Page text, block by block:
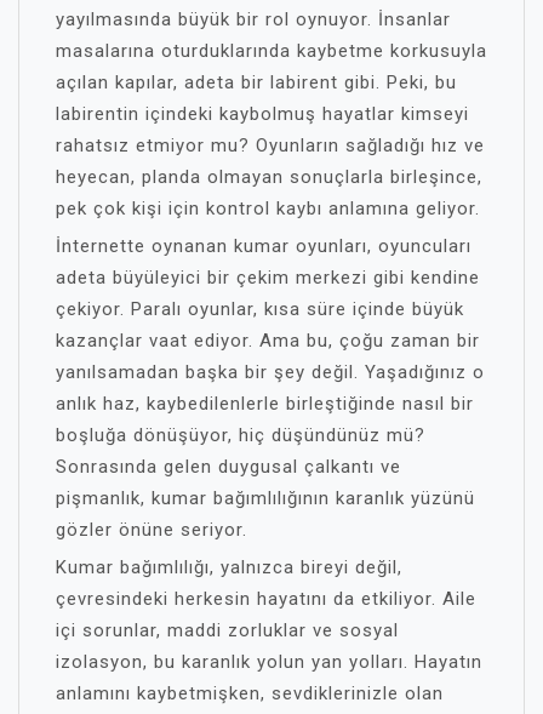
yayılmasında büyük bir rol oynuyor. İnsanlar
masalarına oturduklarında kaybetme korkusuyla
açılan kapılar, adeta bir labirent gibi. Peki, bu
labirentin içindeki kaybolmuş hayatlar kimseyi
rahatsız etmiyor mu? Oyunların sağladığı hız ve
heyecan, planda olmayan sonuçlarla birleşince,
pek çok kişi için kontrol kaybı anlamına geliyor.
İnternette oynanan kumar oyunları, oyuncuları
adeta büyüleyici bir çekim merkezi gibi kendine
çekiyor. Paralı oyunlar, kısa süre içinde büyük
kazançlar vaat ediyor. Ama bu, çoğu zaman bir
yanılsamadan başka bir şey değil. Yaşadığınız o
anlık haz, kaybedilenlerle birleştiğinde nasıl bir
boşluğa dönüşüyor, hiç düşündünüz mü?
Sonrasında gelen duygusal çalkantı ve
pişmanlık, kumar bağımlılığının karanlık yüzünü
gözler önüne seriyor.
Kumar bağımlılığı, yalnızca bireyi değil,
çevresindeki herkesin hayatını da etkiliyor. Aile
içi sorunlar, maddi zorluklar ve sosyal
izolasyon, bu karanlık yolun yan yolları. Hayatın
anlamını kaybetmişken, sevdiklerinizle olan